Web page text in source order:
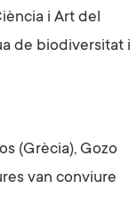
i Art del
de biodiversitat i
(Grècia), Gozo
van conviure